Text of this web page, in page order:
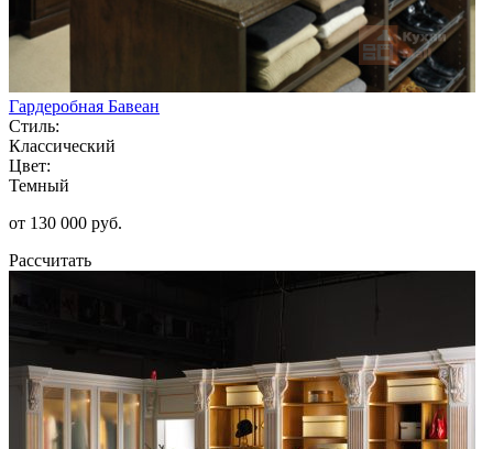
Гардеробная Бавеан
Стиль:
Классический
Цвет:
Темный
от 130 000 руб.
Рассчитать